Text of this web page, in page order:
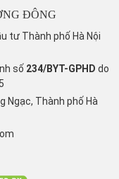
ĐÔNG
tư Thành phố Hà Nội
số 234/BYT-GPHD do
Ngạc, Thành phố Hà